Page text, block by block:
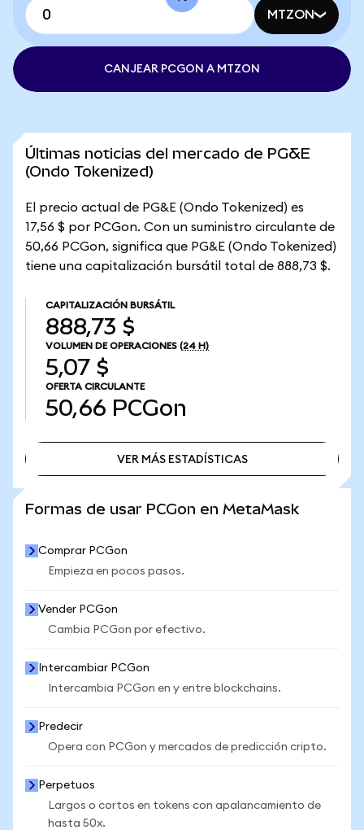
MTZON
CANJEAR PCGON A MTZON
Últimas noticias del mercado de PG&E
(Ondo Tokenized)
El precio actual de PG&E (Ondo Tokenized) es
17,56 $ por PCGon. Con un suministro circulante de
50,66 PCGon, significa que PG&E (Ondo Tokenized)
tiene una capitalización bursátil total de 888,73 $.
CAPITALIZACIÓN BURSÁTIL
888,73 $
VOLUMEN DE OPERACIONES (24 H)
5,07 $
OFERTA CIRCULANTE
50,66 PCGon
VER MÁS ESTADÍSTICAS
Formas de usar PCGon en MetaMask
Comprar PCGon
Empieza en pocos pasos.
Vender PCGon
Cambia PCGon por efectivo.
Intercambiar PCGon
Intercambia PCGon en y entre blockchains.
Predecir
Opera con PCGon y mercados de predicción cripto.
Perpetuos
Largos o cortos en tokens con apalancamiento de
hasta 50x.